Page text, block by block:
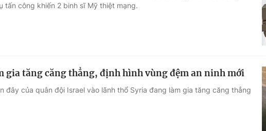
tấn công khiến 2 binh sĩ Mỹ thiệt mạng.
gia tăng căng thẳng, định hình vùng đệm an ninh mới
đây của quân đội Israel vào lãnh thổ Syria đang làm gia tăng căng thẳng